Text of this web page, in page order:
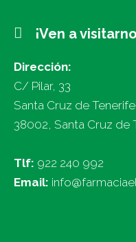
¡Ven a
Dirección:
C/ Pilar, 33
Santa Cruz de Tenerife
38002, Santa Cruz de
Tlf: 922 240 992
Email: